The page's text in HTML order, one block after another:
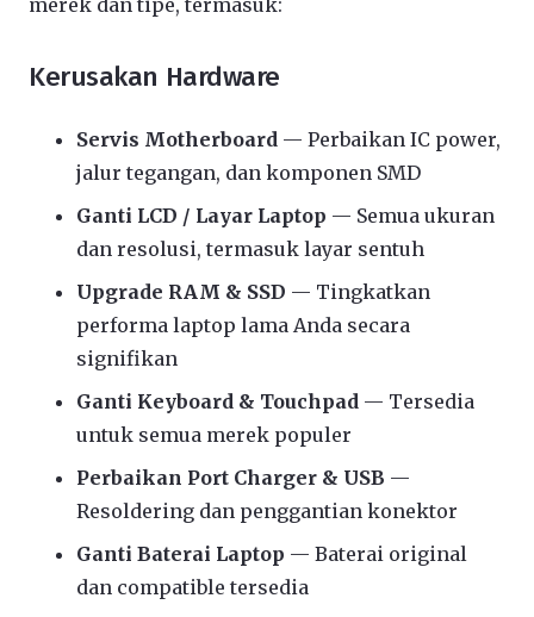
merek dan tipe, termasuk:
Kerusakan Hardware
Servis Motherboard — Perbaikan IC power,
jalur tegangan, dan komponen SMD
Ganti LCD / Layar Laptop — Semua ukuran
dan resolusi, termasuk layar sentuh
Upgrade RAM & SSD — Tingkatkan
performa laptop lama Anda secara
signifikan
Ganti Keyboard & Touchpad — Tersedia
untuk semua merek populer
Perbaikan Port Charger & USB —
Resoldering dan penggantian konektor
Ganti Baterai Laptop — Baterai original
dan compatible tersedia